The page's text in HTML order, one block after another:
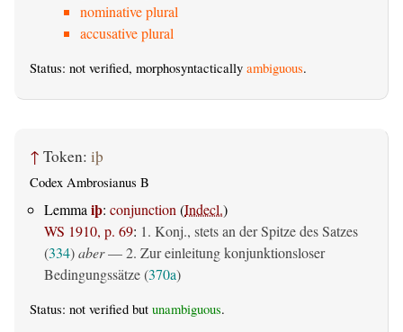
nominative plural
accusative plural
Status: not verified, morphosyntactically ambiguous.
↑ Token: iþ
Codex Ambrosianus B
Lemmaiþ: conjunction(Indecl.)
WS 1910, p. 69: 1. Konj., stets an der Spitze des Satzes
(334)aber— 2. Zur einleitung konjunktionsloser
Bedingungssätze (370a)
Status: not verified but unambiguous.